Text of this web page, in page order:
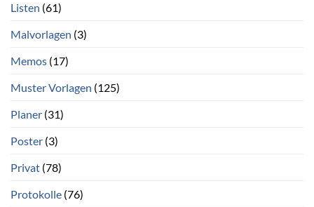
Listen (61)
Malvorlagen (3)
Memos (17)
Muster Vorlagen (125)
Planer (31)
Poster (3)
Privat (78)
Protokolle (76)